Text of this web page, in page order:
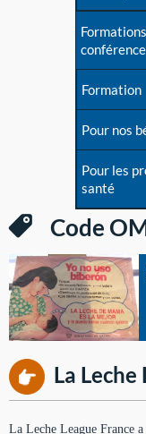
Formation
Pour nos
Pour les
santé
Code
La Leche
La Leche League France